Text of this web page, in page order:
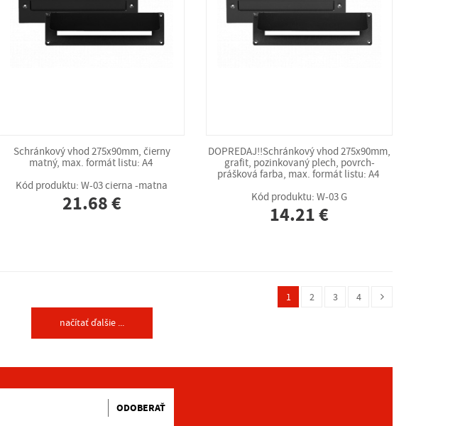
Schránkový vhod 275x90mm, čierny
matný, max. formát listu: A4
Kód produktu: W-03 cierna -matna
21.68 €
DOPREDAJ!!Schránkový vhod 275x90mm,
grafit, pozinkovaný plech, povrch-
prášková farba, max. formát listu: A4
Kód produktu: W-03 G
14.21 €
1 2 3
4
načítať ďalšie ...
ODOBERAŤ